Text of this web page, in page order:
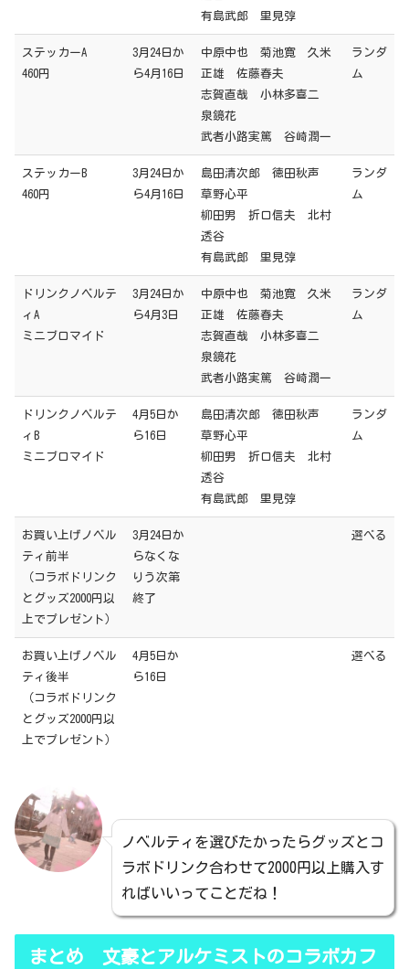
有島武郎 里見弴
ステッカーA
460円
3月24日か
ら4月16日
中原中也 菊池寛 久米
正雄 佐藤春夫
志賀直哉 小林多喜二
泉鏡花
武者小路実篤 谷崎潤一
ランダ
ム
ステッカーB
460円
3月24日か
ら4月16日
島田清次郎 徳田秋声
草野心平
柳田男 折口信夫 北村
透谷
有島武郎 里見弴
ランダ
ム
ドリンクノベルテ
ィA
ミニブロマイド
3月24日か
ら4月3日
中原中也 菊池寛 久米
正雄 佐藤春夫
志賀直哉 小林多喜二
泉鏡花
武者小路実篤 谷崎潤一
ランダ
ム
ドリンクノベルテ
ィB
ミニブロマイド
4月5日か
ら16日
島田清次郎 徳田秋声
草野心平
柳田男 折口信夫 北村
透谷
有島武郎 里見弴
ランダ
ム
お買い上げノベル
ティ前半
（コラボドリンク
とグッズ2000円以
上でプレゼント）
3月24日か
らなくな
りう次第
終了
選べる
お買い上げノベル
ティ後半
（コラボドリンク
とグッズ2000円以
上でプレゼント）
4月5日か
ら16日
選べる
ノベルティを選びたかったらグッズとコ
ラボドリンク合わせて2000円以上購入す
ればいいってことだね！
まとめ 文豪とアルケミストのコラボカフ